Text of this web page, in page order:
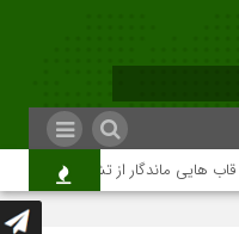
قاب هایی ماندگار از تشییع رهبر شهید